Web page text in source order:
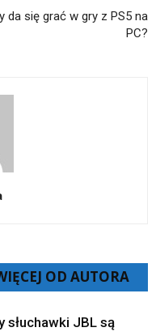
da się grać w gry z PS5 na
PC?
OD AUTORA
słuchawki JBL są